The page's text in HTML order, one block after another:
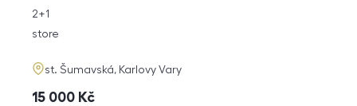
rozměry
2+1
funkce
store
adresa
st. Šumavská, Karlovy Vary
cena
15 000 Kč